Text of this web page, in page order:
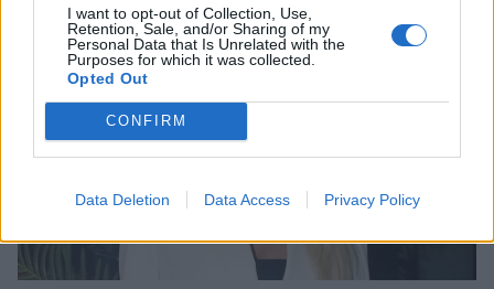
I want to opt-out of Collection, Use,
Retention, Sale, and/or Sharing of my
Personal Data that Is Unrelated with the
Purposes for which it was collected.
Opted Out
CONFIRM
Data Deletion Data Access Privacy Policy